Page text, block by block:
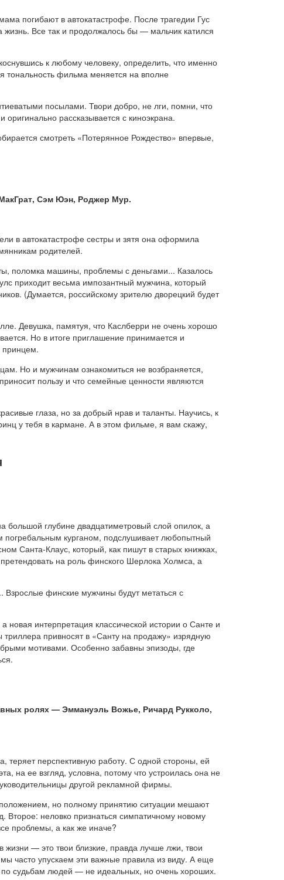
погибают в автокатастрофе. После трагедии Гус
Все так и продолжалось бы — мальчик катился
к любому человеку, определить, что именно
тональность фильма меняется на вполне
посылами. Твори добро, не лги, помни, что
рассказывается с киноэкрана.
смотреть «Потерянное Рождество» впервые,
Сэм Юэн, Роджер Мур.
в автокатастрофе сестры и зятя она оформила
родителей.
поломка машины, проблемы с деньгами... Казалось
приходит весьма импозантный мужчина, который
(Думается, российскому зрителю дворецкий будет
Девушка, памятуя, что Каслберри не очень хорошо
Но в итоге приглашение принимается и
принцем.
Но и мужчинам ознакомиться не возбраняется,
пользу и что семейные ценности являются
глаза, но за добрый нрав и таланты. Научись, к
у тебя в кармане. А в этом фильме, я вам скажу,
большой глубине двадцатиметровый слой опилок, а
погребальным курганом, подслушивает любопытный
Санта-Клаус, который, как пишут в старых книжках,
на роль финского Шерлока Холмса, а
Взрослые финские мужчины будут метаться с
новая интерпретация классической истории о Санте и
привносят в «Санту на продажу» изрядную
мотивами. Особенно забавны эпизоды, где
ролях — Эммануэль Вожье, Ричард Рукколо,
теряет перспективную работу. С одной стороны, ей
на ее взгляд, условна, потому что устроилась она не
другой рекламной фирмы.
но полному принятию ситуации мешают
Второе: неловко признаться симпатичному новому
проблемы, а как же иначе?
— это твои близкие, правда лучше лжи, твои
часто упускаем эти важные правила из виду. А еще
по судьбам людей — не идеальных, но очень хороших.